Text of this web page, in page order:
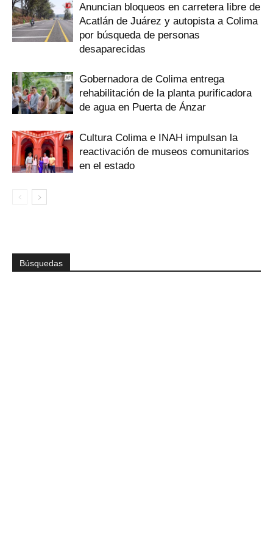
Anuncian bloqueos en carretera libre de
Acatlán de Juárez y autopista a Colima
por búsqueda de personas
desaparecidas
Gobernadora de Colima entrega
rehabilitación de la planta purificadora
de agua en Puerta de Ánzar
Cultura Colima e INAH impulsan la
reactivación de museos comunitarios
en el estado
Búsquedas